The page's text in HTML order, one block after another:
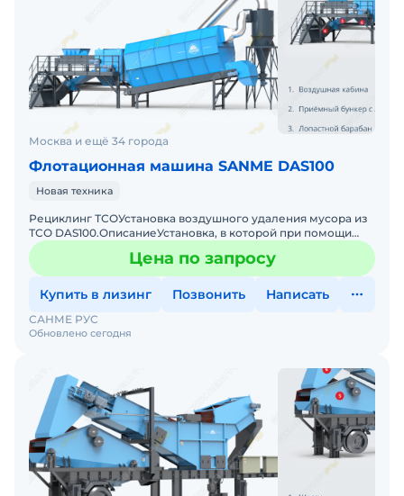
Москва и ещё 34 города
Флотационная машина SANME DAS100
Новая техника
Рециклинг ТСОУстановка воздушного удаления мусора из
ТСО DAS100.ОписаниеУстановка, в которой при помощи
потока воздуха отделяется лёгкий мусор и пыль из щебня,
Цена по запросу
Купить в лизинг Позвонить Написать
Обновлено сегодня
САНМЕ РУС